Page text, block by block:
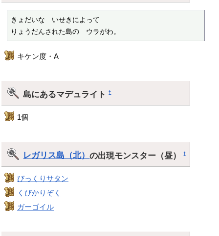
きょだいな　いせきによって
りょうだんされた島の　ウラがわ。
キケン度・A
島にあるマデュライト†
1個
レガリス島（北）の出現モンスター（昼）†
びっくりサタン
くびかりぞく
ガーゴイル